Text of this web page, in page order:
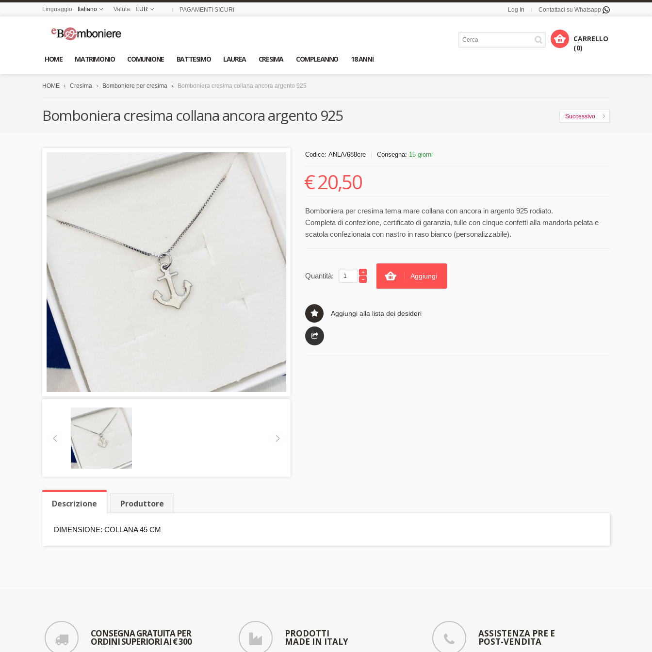
Linguaggio: Italiano Valuta: EUR PAGAMENTI SICURI Log In Contattaci su Whatsapp
HOME MATRIMONIO COMUNIONE BATTESIMO LAUREA CRESIMA COMPLEANNO 18 ANNI
CARRELLO
(0)
HOME Cresima Bomboniere per cresima Bomboniera cresima collana ancora argento 925
Successivo
Bomboniera cresima collana ancora argento 925
Codice: ANLA/688cre Consegna: 15 giorni
€20,50
Bomboniera per cresima tema mare collana con ancora in argento 925 rodiato.
Completa di confezione, certificato di garanzia, tulle con cinque confetti alla mandorla pelata e
scatola confezionata con nastro in raso bianco (personalizzabile).
Quantità: Aggiungi
Aggiungi alla lista dei desideri
Descrizione Produttore
DIMENSIONE: COLLANA 45 CM
CONSEGNA GRATUITA PER
ORDINI SUPERIORI AI € 300
PRODOTTI
MADE IN ITALY
ASSISTENZA PRE E
POST-VENDITA